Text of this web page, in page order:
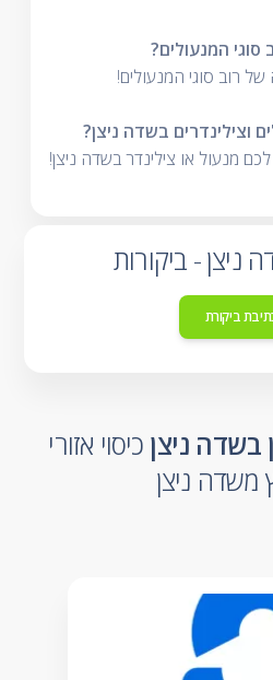
המנעולים?
רוב סוגי המנעולים!
וצילינדרים בשדה ניצן?
מנעול או צילינדר בשדה ניצן!
ניצן - ביקורות
ביקורת
בשדה ניצן כיסוי אזורי
משדה ניצן